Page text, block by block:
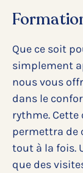
Que ce soit
simplement
nous vous
dans le
rythme.
permettra de
tout à la fois.
que des